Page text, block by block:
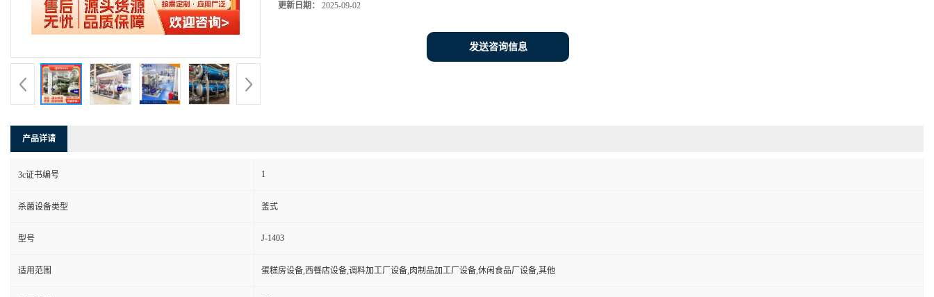
更新日期： 2025-09-02
发送咨询信息
产品详请
3c证书编号 1
杀菌设备类型 釜式
型号 J-1403
适用范围 蛋糕房设备,西餐店设备,调料加工厂设备,肉制品加工厂设备,休闲食品厂设备,其他